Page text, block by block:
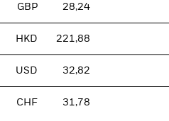
GBP 28,24
HKD 221,88
USD 32,82
CHF 31,78